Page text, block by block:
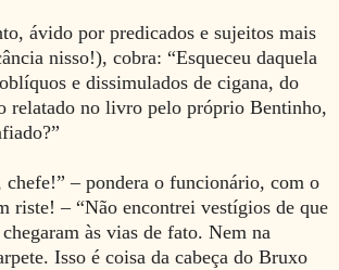
ávido por predicados e sujeitos mais
nisso!), cobra: “Esqueceu daquela
e dissimulados de cigana, do
relatado no livro pelo próprio Bentinho,
chefe!” – pondera o funcionário, com o
riste! – “Não encontrei vestígios de que
às vias de fato. Nem na
Isso é coisa da cabeça do Bruxo